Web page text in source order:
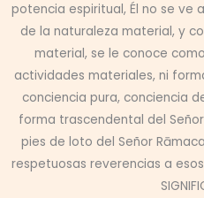
potencia espiritual, Él no se
de la naturaleza material, y
material, se le conoce
actividades materiales, ni
conciencia pura, conciencia
forma trascendental del
pies de loto del Señor
respetuosas reverencias a